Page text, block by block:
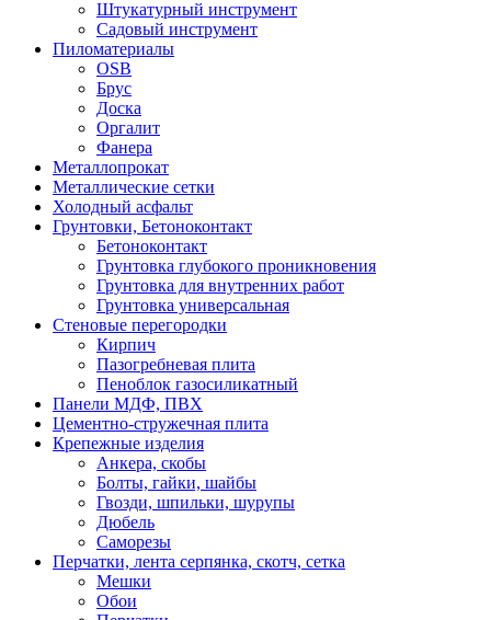
Штукатурный инструмент
Садовый инструмент
Пиломатериалы
OSB
Брус
Доска
Оргалит
Фанера
Металлопрокат
Металлические сетки
Холодный асфальт
Грунтовки, Бетоноконтакт
Бетоноконтакт
Грунтовка глубокого проникновения
Грунтовка для внутренних работ
Грунтовка универсальная
Стеновые перегородки
Кирпич
Пазогребневая плита
Пеноблок газосиликатный
Панели МДФ, ПВХ
Цементно-стружечная плита
Крепежные изделия
Анкера, скобы
Болты, гайки, шайбы
Гвозди, шпильки, шурупы
Дюбель
Саморезы
Перчатки, лента серпянка, скотч, сетка
Мешки
Обои